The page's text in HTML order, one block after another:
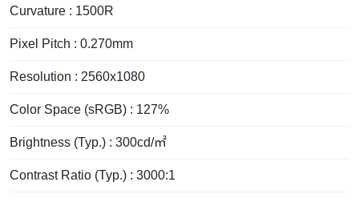
Curvature : 1500R
Pixel Pitch : 0.270mm
Resolution : 2560x1080
Color Space (sRGB) : 127%
Brightness (Typ.) : 300cd/㎡
Contrast Ratio (Typ.) : 3000:1